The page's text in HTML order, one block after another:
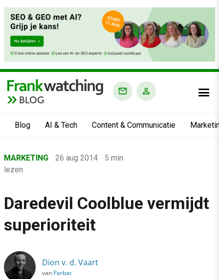
BLOG
Blog AI & Tech Content & Communicatie
›
Marketing
›
MARKETING 26 aug 2014
5 min
lezen
Daredevil Coolblue vermijdt
superioriteit
Dion v. d. Vaart
van Parbat